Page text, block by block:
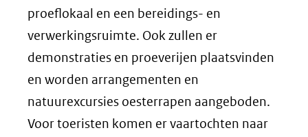
proeflokaal en een bereidings- en
verwerkingsruimte. Ook zullen er
demonstraties en proeverijen plaatsvinden
en worden arrangementen en
natuurexcursies oesterrapen aangeboden.
Voor toeristen komen er vaartochten naar